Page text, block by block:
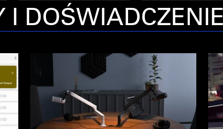
I DOŚWIADCZENIE